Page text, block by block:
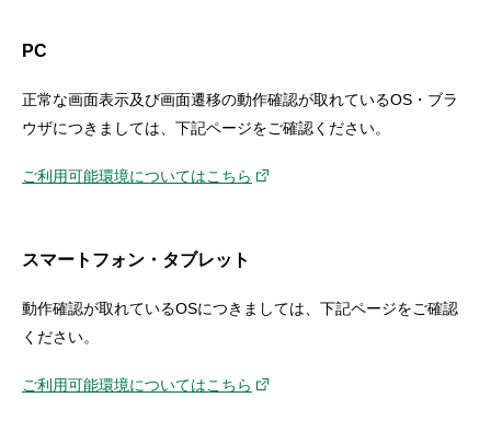
セキュリティ
使い方
PC
正常な画面表示及び画面遷移の動作確認が取れているOS・ブラ
ウザにつきましては、下記ページをご確認ください。
ご利用可能環境についてはこちら
スマートフォン・タブレット
動作確認が取れているOSにつきましては、下記ページをご確認
ください。
ご利用可能環境についてはこちら